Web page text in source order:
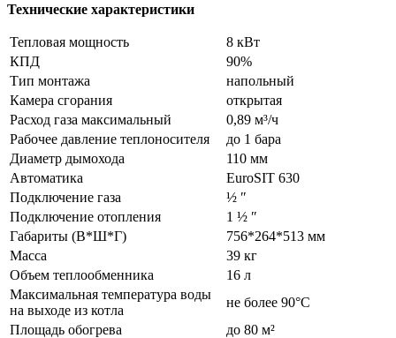
Технические характеристики
Тепловая мощность
8 кВт
КПД
90%
Тип монтажа
напольный
Камера сгорания
открытая
Расход газа максимальный
0,89 м³/ч
Рабочее давление теплоносителя
до 1 бара
Диаметр дымохода
110 мм
Автоматика
EuroSIT 630
Подключение газа
½ ʺ
Подключение отопления
1 ½ ʺ
Габариты (В*Ш*Г)
756*264*513 мм
Масса
39 кг
Объем теплообменника
16 л
Максимальная температура воды
на выходе из котла
не более 90°С
Площадь обогрева
до 80 м²